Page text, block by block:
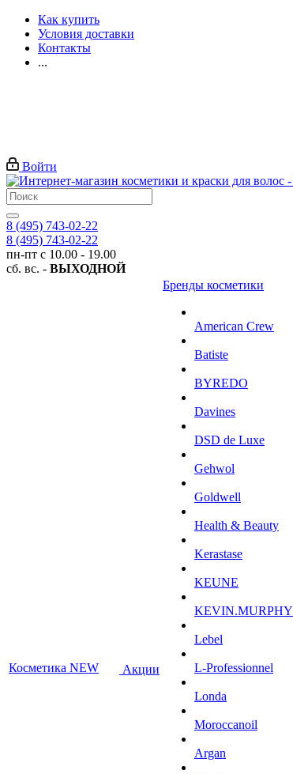
Как купить
Условия доставки
Контакты
...
Войти
8 (495) 743-02-22
8 (495) 743-02-22
пн-пт с 10.00 - 19.00
сб. вс. - ВЫХОДНОЙ
Косметика NEW Акции
Бренды косметики
American Crew
Batiste
BYREDO
Davines
DSD de Luxe
Gehwol
Goldwell
Health & Beauty
Kerastase
KEUNE
KEVIN.MURPHY
Lebel
L-Professionnel
Londa
Moroccanoil
Argan